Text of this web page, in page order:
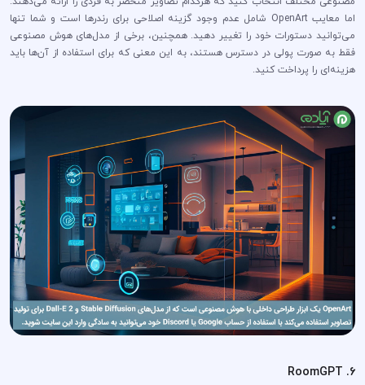
اما معایب OpenArt شامل عدم وجود گزینه اصلاحی برای رندرها است و شما تنها
می‌توانید دستورات خود را تغییر دهید. همچنین، برخی از مدل‌های هوش مصنوعی
فقط به صورت پولی در دسترس هستند، به این معنی که برای استفاده از آن‌ها باید
هزینه‌ای را پرداخت کنید.
6. RoomGPT